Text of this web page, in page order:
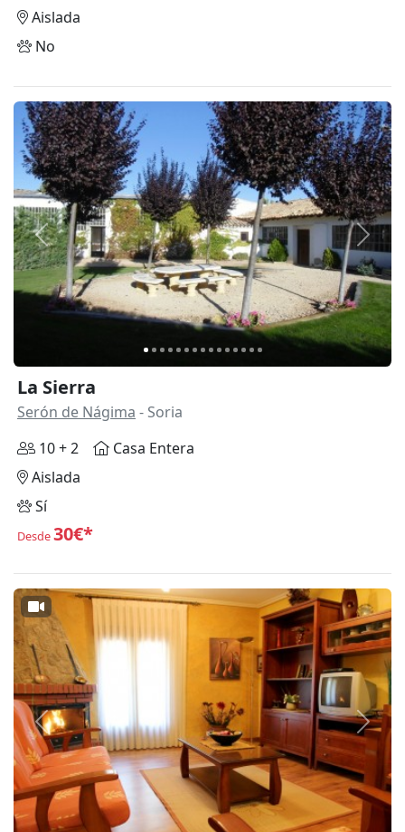
Aislada
No
Anterior
La Sierra
Serón de Nágima - Soria
10 + 2
Casa Entera
Aislada
Sí
Desde30€*
Anterior